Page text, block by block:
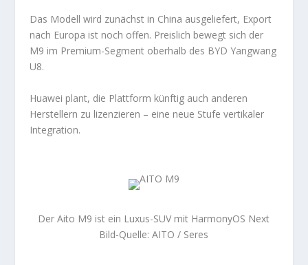
Das Modell wird zunächst in China ausgeliefert, Export
nach Europa ist noch offen. Preislich bewegt sich der
M9 im Premium-Segment oberhalb des BYD Yangwang
U8.
Huawei plant, die Plattform künftig auch anderen
Herstellern zu lizenzieren – eine neue Stufe vertikaler
Integration.
Der Aito M9 ist ein Luxus-SUV mit HarmonyOS Next
Bild-Quelle: AITO / Seres